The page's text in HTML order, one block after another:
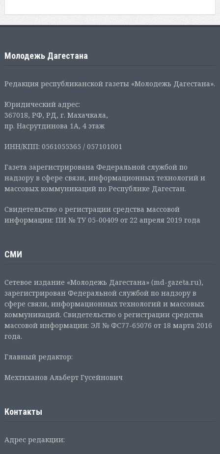
Молодежь Дагестана
Редакция республиканской газеты «Молодежь Дагестана».
Юридический адрес:
367018, РФ, РД, г. Махачкала,
пр. Насрутдинова 1А, 4 этаж
ИНН/КПП: 0561055365 / 057101001
Газета зарегистрирована Федеральной службой по
надзору в сфере связи, информационных технологий и
массовых коммуникаций по Республике Дагестан.
Свидетельство о регистрации средства массовой
информации: ПИ № ТУ 05-00409 от 22 апреля 2019 года
СМИ
Сетевое издание «Молодежь Дагестана» (md-gazeta.ru),
зарегистрирован Федеральной службой по надзору в
сфере связи, информационных технологий и массовых
коммуникаций. Свидетельство о регистрации средства
массовой информации: ЭЛ № ФС77-65076 от 18 марта 2016
года.
Главный редактор:
Мехтиханов Альберт Гусейнович
Контакты
Адрес редакции: